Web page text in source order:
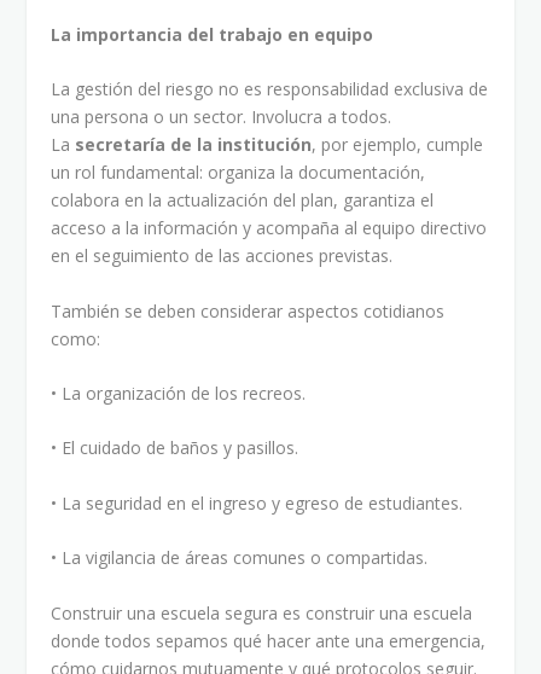
La importancia del trabajo en equipo
La gestión del riesgo no es responsabilidad exclusiva de
una persona o un sector. Involucra a todos.
La secretaría de la institución, por ejemplo, cumple
un rol fundamental: organiza la documentación,
colabora en la actualización del plan, garantiza el
acceso a la información y acompaña al equipo directivo
en el seguimiento de las acciones previstas.
También se deben considerar aspectos cotidianos
como:
• La organización de los recreos.
• El cuidado de baños y pasillos.
• La seguridad en el ingreso y egreso de estudiantes.
• La vigilancia de áreas comunes o compartidas.
Construir una escuela segura es construir una escuela
donde todos sepamos qué hacer ante una emergencia,
cómo cuidarnos mutuamente y qué protocolos seguir.